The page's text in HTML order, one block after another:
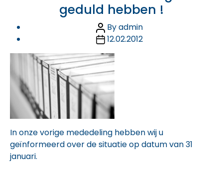
geduld hebben !
Post
author
Byadmin
Post
date
12.02.2012
In onze vorige mededeling hebben wij u
geïnformeerd over de situatie op datum van 31
januari.